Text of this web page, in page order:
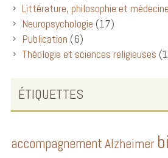
Littérature, philosophie et médecine
Neuropsychologie (17)
Publication (6)
Théologie et sciences religieuses
ÉTIQUETTES
accompagnementAlzheimer